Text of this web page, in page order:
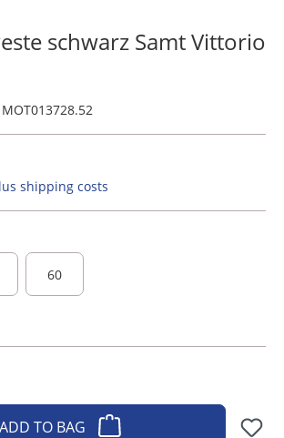
schwarz Samt Vittorio
MOT013728.52
shipping costs
60
ADD TO BAG